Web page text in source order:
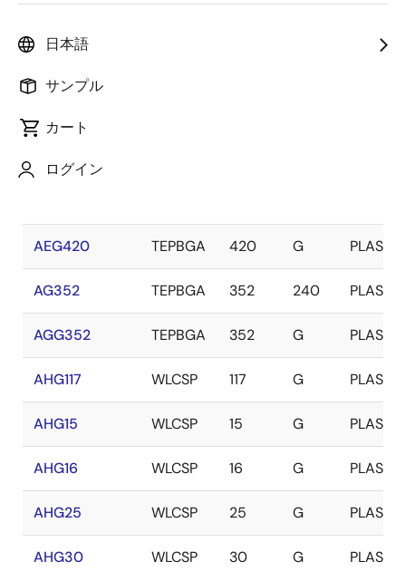
日本語
サンプル
カート
ログイン
パッケー
クラス
AEG420 TEPBGA 420 G PLASTIC
AG352 TEPBGA 352 240 PLASTIC
AGG352 TEPBGA 352 G PLASTIC
AHG117 WLCSP 117 G PLASTIC
AHG15 WLCSP 15 G PLASTIC
AHG16 WLCSP 16 G PLASTIC
AHG25 WLCSP 25 G PLASTIC
AHG30 WLCSP 30 G PLASTIC